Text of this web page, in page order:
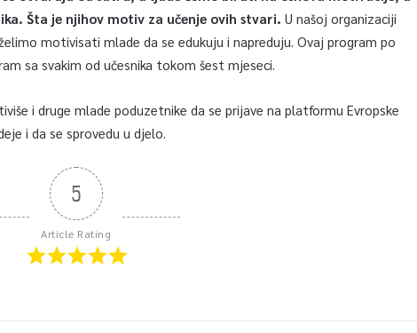
Šta je njihov motiv za učenje ovih stvari. U našoj organizaciji
motivisati mlade da se edukuju i napreduju. Ovaj program po
sa svakim od učesnika tokom šest mjeseci.
i druge mlade poduzetnike da se prijave na platformu Evropske
i da se sprovedu u djelo.
5
Article Rating